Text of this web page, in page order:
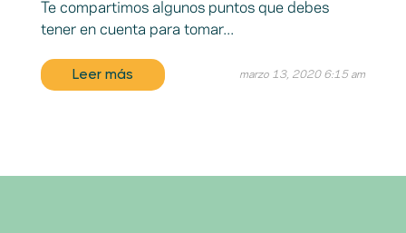
Te compartimos algunos puntos que debes
tener en cuenta para tomar...
Leer más marzo 13, 2020 6:15 am